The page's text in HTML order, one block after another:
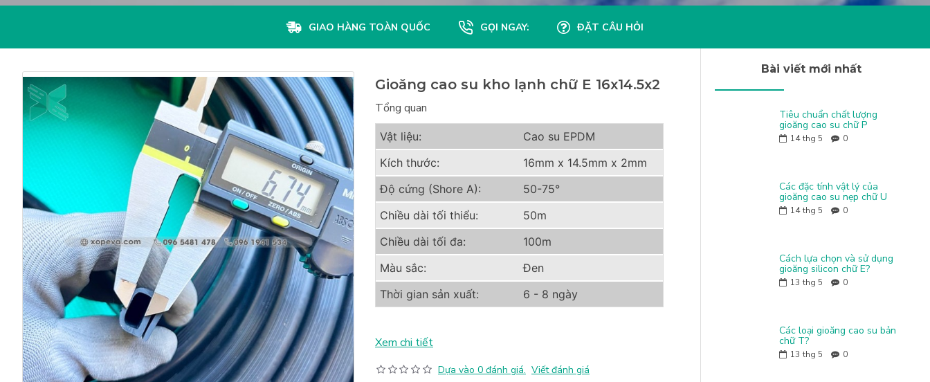
GIAO HÀNG TOÀN QUỐC GỌI NGAY: ĐẶT CÂU HỎI
Gioăng cao su kho lạnh chữ E 16x14.5x2
Tổng quan
Vật liệu:
Cao su EPDM
Kích thước:
16mm x 14.5mm x 2mm
Độ cứng (Shore A):
50-75°
Chiều dài tối thiểu:
50m
Chiều dài tối đa:
100m
Màu sắc:
Đen
Thời gian sản xuất:
6 - 8 ngày
Xem chi tiết
Dựa vào 0 đánh giá. Viết đánh giá
Bài viết mới nhất
Tiêu chuẩn chất lượng
gioăng cao su chữ P
14 thg 5 0
Các đặc tính vật lý của
gioăng cao su nẹp chữ U
14 thg 5 0
Cách lựa chọn và sử dụng
gioăng silicon chữ E?
13 thg 5 0
Các loại gioăng cao su bản
chữ T?
13 thg 5 0